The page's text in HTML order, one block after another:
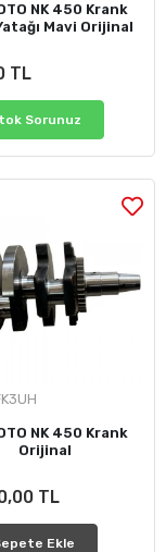
NK 450 Krank
Mavi Orijinal
TL
Sorunuz
NK 450 Krank
Orijinal
TL
Ekle